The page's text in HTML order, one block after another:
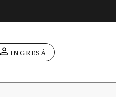
INGRESÁ